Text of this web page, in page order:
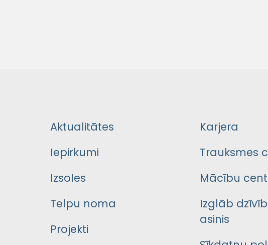
Aktualitātes
Iepirkumi
Izsoles
Telpu noma
Projekti
Karjera
Trauksmes
Mācību
Izglāb
asinis